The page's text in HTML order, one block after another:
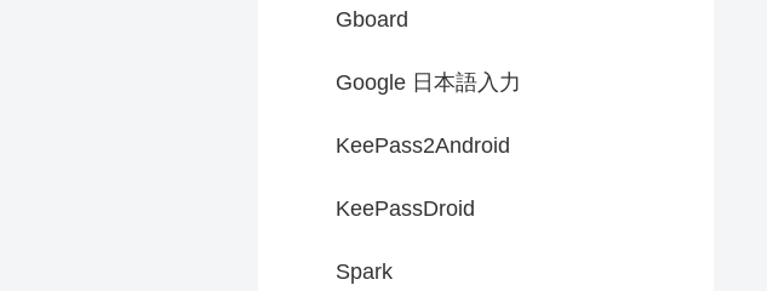
Gboard
Google 日本語入力
KeePass2Android
KeePassDroid
Spark